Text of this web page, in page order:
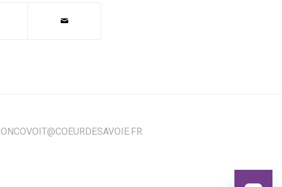
ONCOVOIT@COEURDESAVOIE.FR